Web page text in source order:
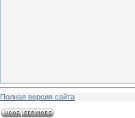
Полная версия сайта